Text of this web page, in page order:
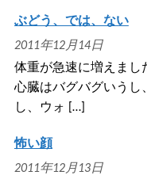
ぶどう、では、ない
2011年12月14日
体重が急速に増えまし
心臓はバグバグいうし
し、ウォ […]
怖い顔
2011年12月13日